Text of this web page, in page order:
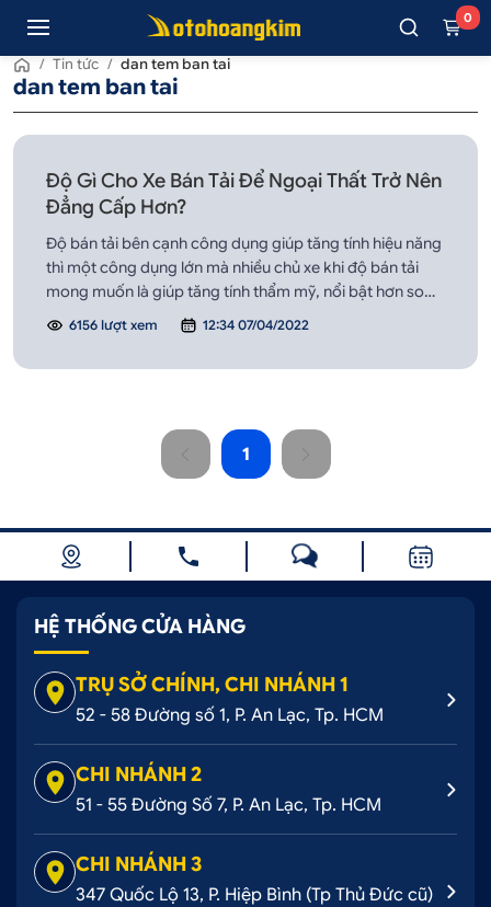
0
/ Tin tức / dan tem ban tai
dan tem ban tai
Độ Gì Cho Xe Bán Tải Để Ngoại Thất Trở Nên
Đẳng Cấp Hơn?
Độ bán tải bên cạnh công dụng giúp tăng tính hiệu năng
thì một công dụng lớn mà nhiều chủ xe khi độ bán tải
mong muốn là giúp tăng tính thẩm mỹ, nổi bật hơn so
với vẻ ngoài nguyên bản và thể hiện được phong cách
của mỗi chủ xe.
6156 lượt xem 12:34 07/04/2022
1
HỆ THỐNG CỬA HÀNG
TRỤ SỞ CHÍNH, CHI NHÁNH 1
52 - 58 Đường số 1, P. An Lạc, Tp. HCM
CHI NHÁNH 2
51 - 55 Đường Số 7, P. An Lạc, Tp. HCM
CHI NHÁNH 3
347 Quốc Lộ 13, P. Hiệp Bình (Tp Thủ Đức cũ)